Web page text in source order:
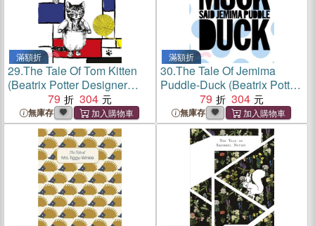
滿額折
29.The Tale Of Tom Kitten
(Beatrix Potter Designer
Editions)79 304
無庫存
滿額折
30.The Tale Of Jemima
Puddle-Duck (Beatrix Potter
Designer Editions)
79 304
無庫存